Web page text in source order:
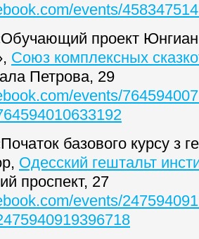
events/
проект
Союз комплексных
Петрова, 29
events/
базового курсу з
Одесский гештальт
проспект, 27
events/